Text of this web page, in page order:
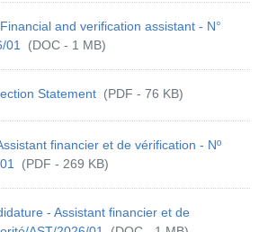
and verification assistant - N°
01
(DOC - 1 MB)
Statement (PDF - 76 KB)
financier et de vérification - Nº
(PDF - 269 KB)
- Assistant financier et de